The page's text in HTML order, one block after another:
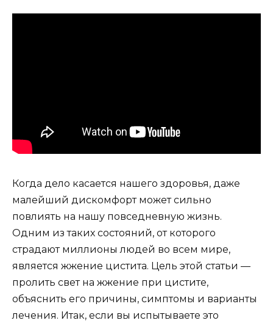
Когда дело касается нашего здоровья, даже
малейший дискомфорт может сильно
повлиять на нашу повседневную жизнь.
Одним из таких состояний, от которого
страдают миллионы людей во всем мире,
является жжение цистита. Цель этой статьи —
пролить свет на жжение при цистите,
объяснить его причины, симптомы и варианты
лечения. Итак, если вы испытываете это